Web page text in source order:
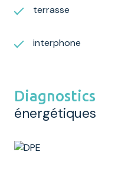
terrasse
interphone
Diagnostics
énergétiques